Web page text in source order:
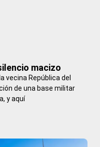
macizo
vecina República del
de una base militar
y aquí